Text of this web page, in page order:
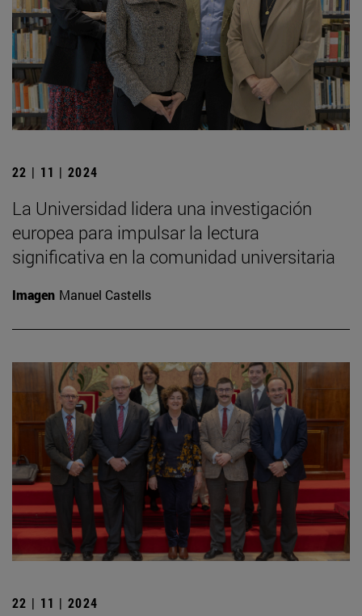
22 | 11 | 2024
La Universidad lidera una investigación
europea para impulsar la lectura
significativa en la comunidad universitaria
Imagen Manuel Castells
22 | 11 | 2024